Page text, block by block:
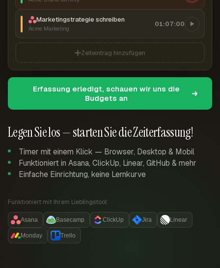
Legen Sie los — starten Sie die Zeiterfassung!
Timer mit einem Klick — Browser, Desktop & Mobil
Funktioniert in Asana, ClickUp, Linear, GitHub & mehr
Einfache Einrichtung, keine Lernkurve
Funktioniert mit Ihrem Lieblingstool:
Asana Basecamp ClickUp Jira Linear
Monday Trello
Marketingstrategie schreiben
Acme Marketing
01:07:00
Zeiteintrag hinzufügen
Erfassung erledigt, schauen wir uns die
Budgets an